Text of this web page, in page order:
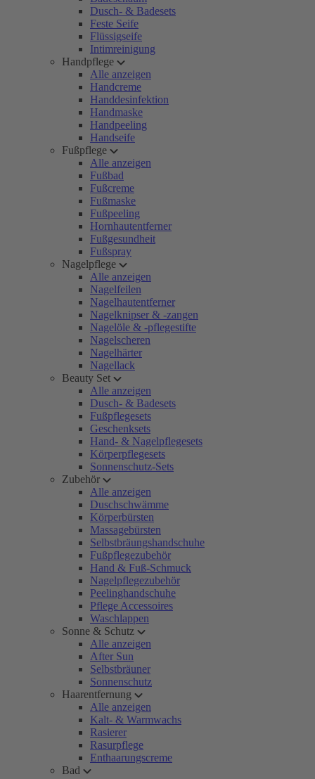
Dusch- & Badesets
Feste Seife
Flüssigseife
Intimreinigung
Handpflege
Alle anzeigen
Handcreme
Handdesinfektion
Handmaske
Handpeeling
Handseife
Fußpflege
Alle anzeigen
Fußbad
Fußcreme
Fußmaske
Fußpeeling
Hornhautentferner
Fußgesundheit
Fußspray
Nagelpflege
Alle anzeigen
Nagelfeilen
Nagelhautentferner
Nagelknipser & -zangen
Nagelöle & -pflegestifte
Nagelscheren
Nagelhärter
Nagellack
Beauty Set
Alle anzeigen
Dusch- & Badesets
Fußpflegesets
Geschenksets
Hand- & Nagelpflegesets
Körperpflegesets
Sonnenschutz-Sets
Zubehör
Alle anzeigen
Duschschwämme
Körperbürsten
Massagebürsten
Selbstbräungshandschuhe
Fußpflegezubehör
Hand & Fuß-Schmuck
Nagelpflegezubehör
Peelinghandschuhe
Pflege Accessoires
Waschlappen
Sonne & Schutz
Alle anzeigen
After Sun
Selbstbräuner
Sonnenschutz
Haarentfernung
Alle anzeigen
Kalt- & Warmwachs
Rasierer
Rasurpflege
Enthaarungscreme
Bad